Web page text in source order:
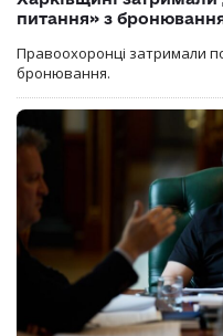
питання» з
Правоохоронці затримали
бронювання.